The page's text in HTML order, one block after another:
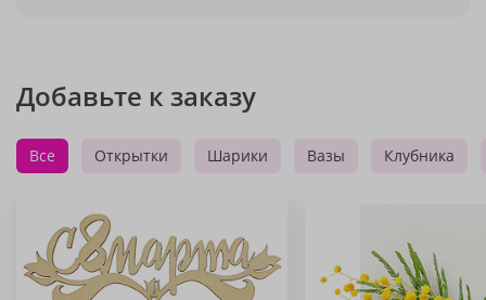
Добавьте к заказу
Все Открытки Шарики Вазы Клубника